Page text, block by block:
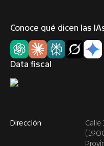
Conoce qué dicen las
Data fiscal
Dirección
Calle